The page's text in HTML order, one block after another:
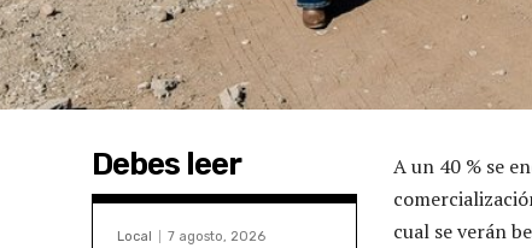
Debes leer
Local 7 agosto, 2026
A un 40 % se
cual se verán